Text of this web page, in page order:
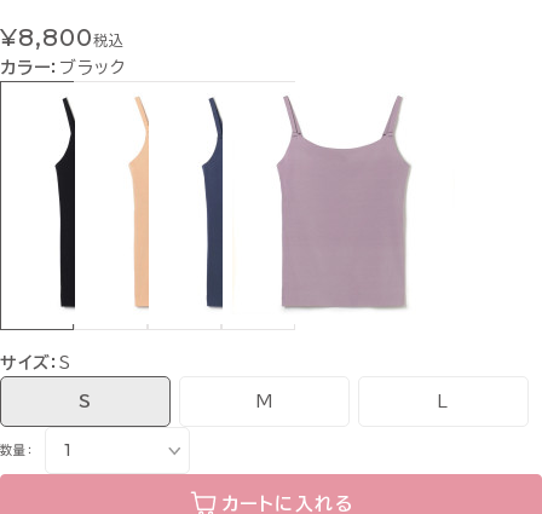
¥8,800税込
カラー： ブラック
サイズ：S
S M
数量：
カートに入れる